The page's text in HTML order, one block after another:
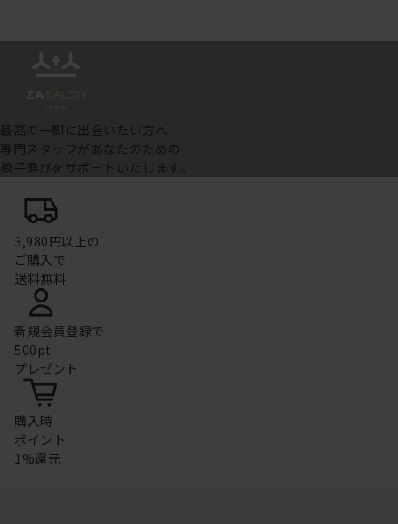
最高の一脚に出会いたい方へ
専門スタッフがあなたのための
椅子選びをサポートいたします。
3,980円以上の
ご購入で
送料無料
新規会員登録で
500pt
プレゼント
購入時
ポイント
1%還元